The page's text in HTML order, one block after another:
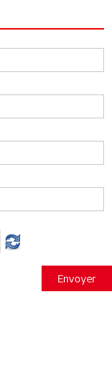
Envoyer